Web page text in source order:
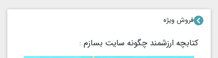
فروش ویژه
کتابچه ارزشمند چگونه سایت بسازم :